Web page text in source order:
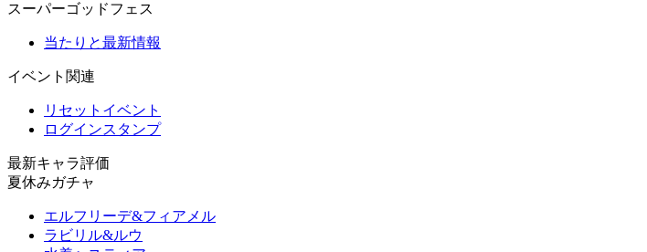
スーパーゴッドフェス
当たりと最新情報
イベント関連
リセットイベント
ログインスタンプ
最新キャラ評価
夏休みガチャ
エルフリーデ&フィアメル
ラビリル&ルウ